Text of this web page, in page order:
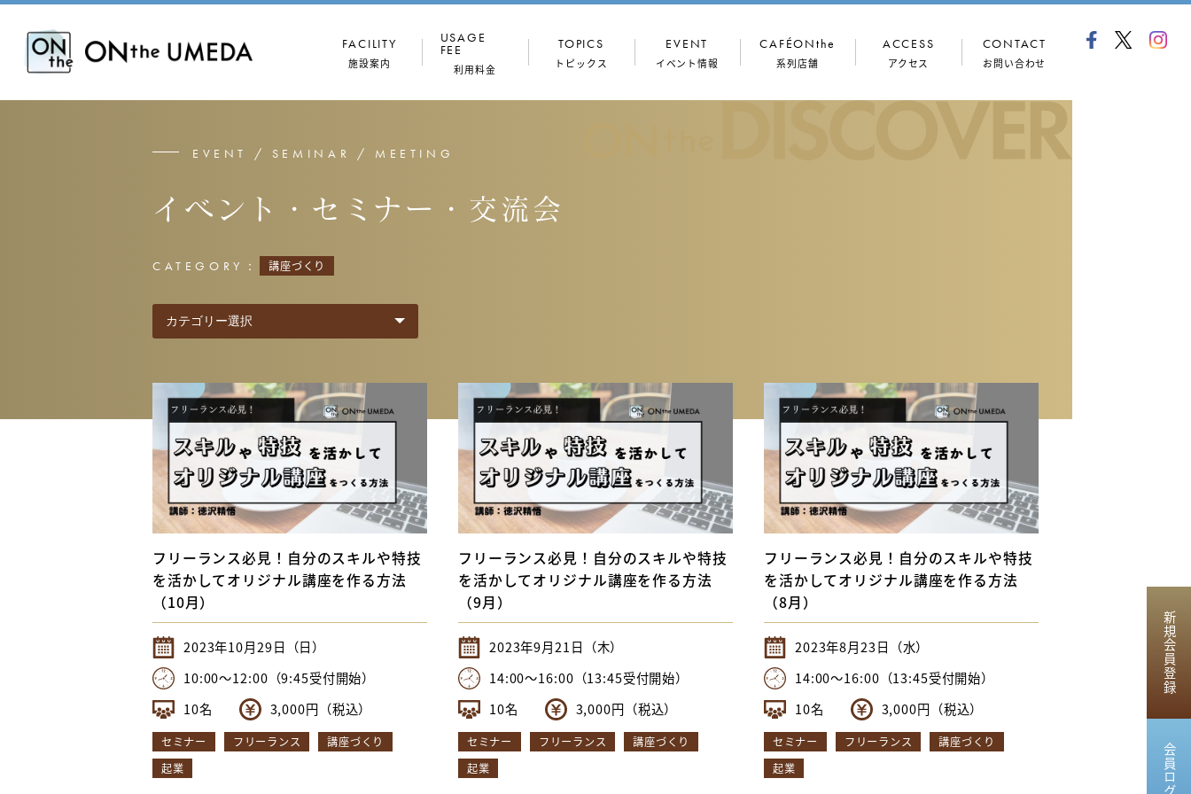
FACILITY
施設案内
TALK
BOX（ギャラリー）
Introduction of
ONthe UMEDA
USAGE
FEE
利用料金
BOX（ギャラリー）
提携施設
TOPICS
トピックス
EVENT
イベント情報
CAFÉONthe
系列店舗
ACCESS
アクセス
CONTACT
お問い合わせ
新規会員登録
EVENT / SEMINAR / MEETING
イベント・セミナー・交流会
CATEGORY： 講座づくり
フリーランス必見！自分のスキルや特技
を活かしてオリジナル講座を作る方法
（10月）
2023年10月29日（日）
10:00〜12:00（9:45受付開始）
10名
3,000円（税込）
セミナー フリーランス
講座づくり
起業
フリーランス必見！自分のスキルや特技
を活かしてオリジナル講座を作る方法
（9月）
2023年9月21日（木）
14:00〜16:00（13:45受付開始）
10名
3,000円（税込）
セミナー フリーランス
講座づくり
起業
フリーランス必見！自分のスキルや特技
を活かしてオリジナル講座を作る方法
（8月）
2023年8月23日（水）
14:00〜16:00（13:45受付開始）
10名
3,000円（税込）
セミナー フリーランス
講座づくり
起業